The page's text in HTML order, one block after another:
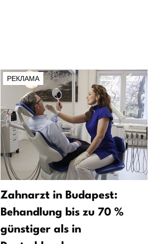
РЕКЛАМА
Zahnarzt in Budapest:
Behandlung bis zu 70 %
günstiger als in